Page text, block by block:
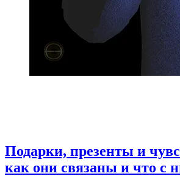
Подарки, презенты и
как они связаны и что с